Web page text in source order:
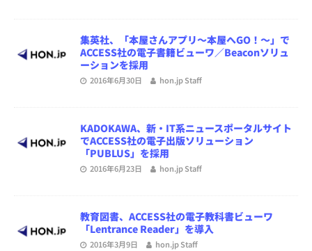
集英社、「本屋さんアプリ～本屋へGO！～」で
ACCESS社の電子書籍ビューワ／Beaconソリュ
ーションを採用
2016年6月30日 hon.jp Staff
KADOKAWA、新・IT系ニュースポータルサイト
でACCESS社の電子出版ソリューション
「PUBLUS」を採用
2016年6月23日 hon.jp Staff
教育図書、ACCESS社の電子教科書ビューワ
「Lentrance Reader」を導入
2016年3月9日 hon.jp Staff